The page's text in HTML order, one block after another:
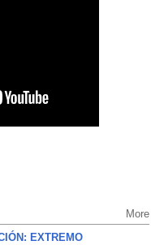
More
EXTREMO